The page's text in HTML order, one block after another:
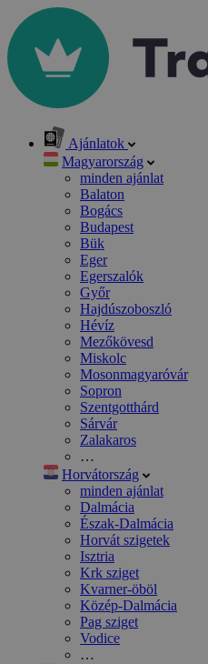
Ajánlatok
Magyarország
minden ajánlat
Balaton
Bogács
Budapest
Bük
Eger
Egerszalók
Győr
Hajdúszoboszló
Hévíz
Mezőkövesd
Miskolc
Mosonmagyaróvár
Sopron
Szentgotthárd
Sárvár
Zalakaros
…
Horvátország
minden ajánlat
Dalmácia
Észak-Dalmácia
Horvát szigetek
Isztria
Krk sziget
Kvarner-öböl
Közép-Dalmácia
Pag sziget
Vodice
…